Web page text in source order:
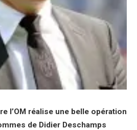
l’OM réalise une belle opération
de Didier Deschamps